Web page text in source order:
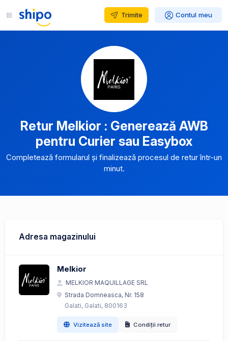
Trimite Contul meu
Retur Melkior : Generează AWB
pentru Curier sau Easybox
Completează formularul și finalizează procesul de retur într-un
minut.
Adresa magazinului
Melkior
MELKIOR MAQUILLAGE SRL
Strada Domneasca, Nr. 158
Galati, Galati, 800163
Vizitează site Condiții retur